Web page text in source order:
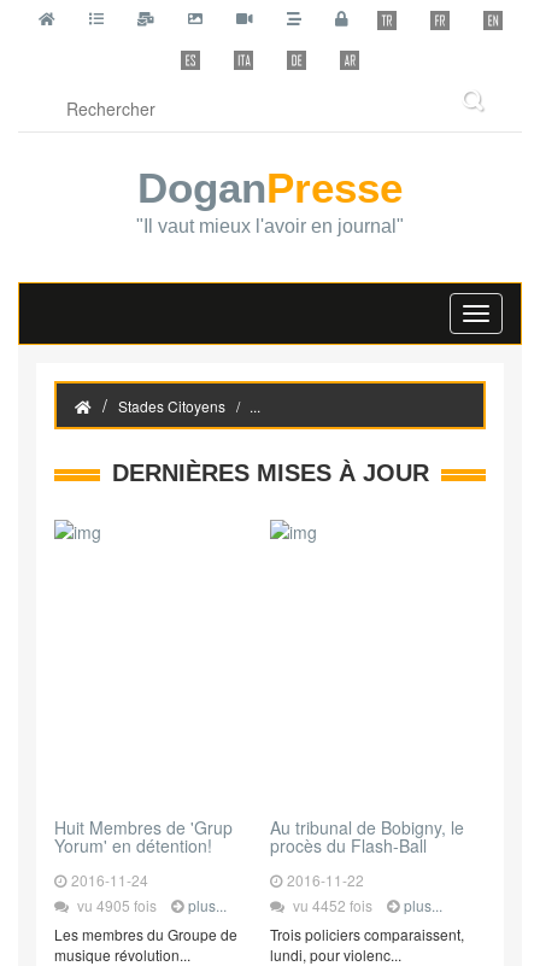
DoganPresse
"Il vaut mieux l'avoir en journal"
Toggle
Stades Citoyens ...
DERNIÈRES MISES À JOUR
Huit Membres de 'Grup
Yorum' en détention!
2016-11-24
vu 4905 fois
plus...
Les membres du Groupe de
musique révolution...
Au tribunal de Bobigny, le
procès du Flash-Ball
2016-11-22
vu 4452 fois
plus...
Trois policiers comparaissent,
lundi, pour violenc...